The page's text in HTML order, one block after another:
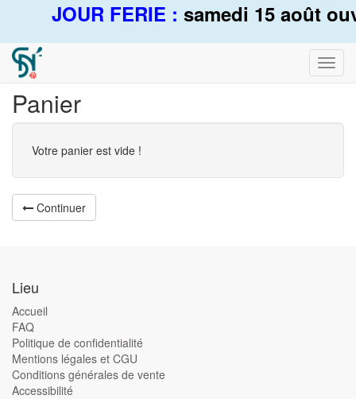
JOUR FERIE : samedi 15 août
la
Panier
Votre panier est vide !
Continuer
Lieu
Accueil
FAQ
Politique de confidentialité
Mentions légales et CGU
Conditions générales de vente
Accessibilité